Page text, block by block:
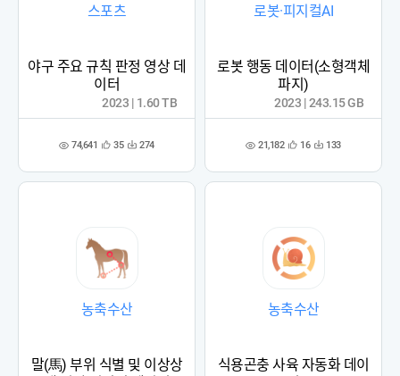
스포츠
야구 주요 규칙 판정 영상 데
이터
조 74,641 관
록
35 다 274
2023 | 1.60 TB
로봇·피지컬AI
로봇 행동 데이터(소형객체
파지)
조 21,182 관
록
16 다 133
2023 | 243.15 GB
농축수산
말(馬) 부위 식별 및 이상상
농축수산
식용곤충 사육 자동화 데이